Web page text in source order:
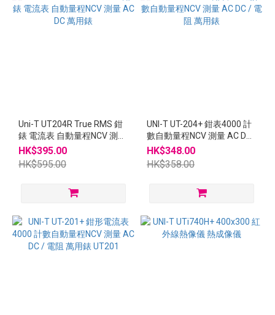
Uni-T UT204R True RMS 鉗
錶 電流表 自動量程NCV 測量
AC DC 萬用錶
HK$395.00
HK$595.00
UNI-T UT-204+ 鉗表4000 計
數自動量程NCV 測量 AC DC
/ 電阻 萬用錶
HK$348.00
HK$358.00